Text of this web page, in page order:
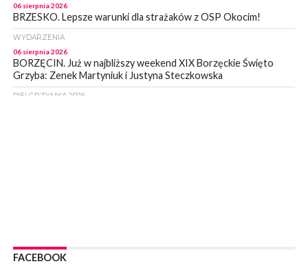
06 sierpnia 2026
BRZESKO. Lepsze warunki dla strażaków z OSP Okocim!
WYDARZENIA
06 sierpnia 2026
BORZĘCIN. Już w najbliższy weekend XIX Borzęckie Święto
Grzyba: Zenek Martyniuk i Justyna Steczkowska
PIELGRZYMKA 2026
[PROGRAM]
FACEBOOK